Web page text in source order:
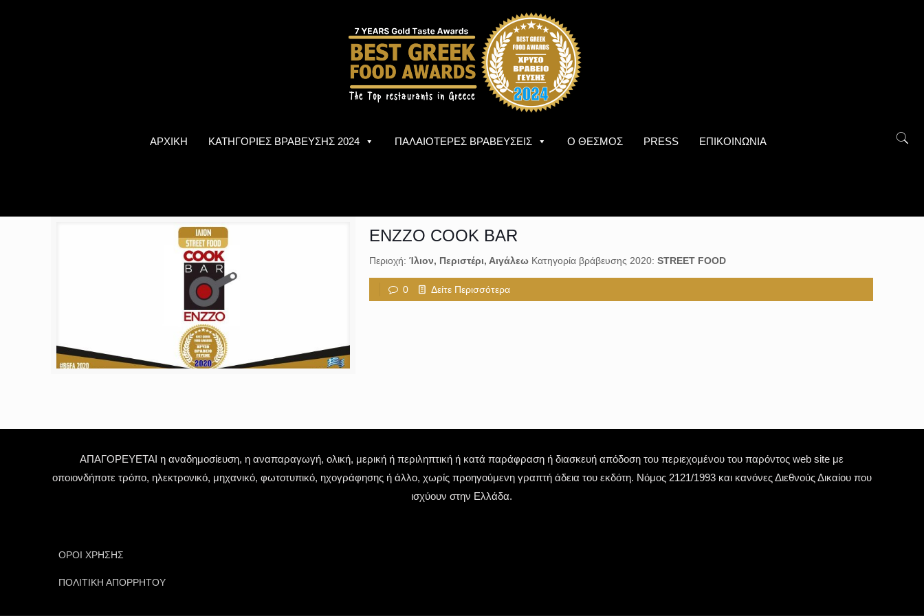
ΑΡΧΙΚΗ ΚΑΤΗΓΟΡΙΕΣ ΒΡΑΒΕΥΣΗΣ 2024 ΠΑΛΑΙΟΤΕΡΕΣ ΒΡΑΒΕΥΣΕΙΣ Ο ΘΕΣΜΟΣ PRESS ΕΠΙΚΟΙΝΩΝΙΑ
ENZZO COOK BAR
Περιοχή: Ίλιον, Περιστέρι, ΑιγάλεωΚατηγορία βράβευσης 2020: STREET FOOD
0 Δείτε Περισσότερα
ΑΠΑΓΟΡΕΥΕΤΑΙ η αναδημοσίευση, η αναπαραγωγή, ολική, μερική ή περιληπτική ή κατά παράφραση ή διασκευή απόδοση του περιεχομένου του παρόντος web site με
οποιονδήποτε τρόπο, ηλεκτρονικό, μηχανικό, φωτοτυπικό, ηχογράφησης ή άλλο, χωρίς προηγούμενη γραπτή άδεια του εκδότη. Νόμος 2121/1993 και κανόνες Διεθνούς Δικαίου που
ισχύουν στην Ελλάδα.
ΟΡΟΙ ΧΡΗΣΗΣ
ΠΟΛΙΤΙΚΗ ΑΠΟΡΡΗΤΟΥ